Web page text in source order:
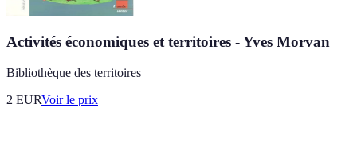
Activités économiques et territoires - Yves Morvan
Bibliothèque des territoires
2 EURVoir le prix